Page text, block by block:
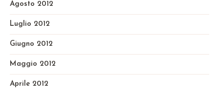
Agosto 2012
Luglio 2012
Giugno 2012
Maggio 2012
Aprile 2012